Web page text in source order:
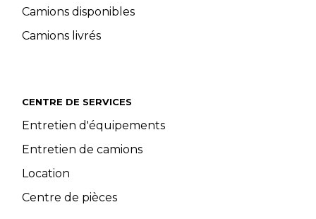
Camions disponibles
Camions livrés
CENTRE DE SERVICES
Entretien d'équipements
Entretien de camions
Location
Centre de pièces